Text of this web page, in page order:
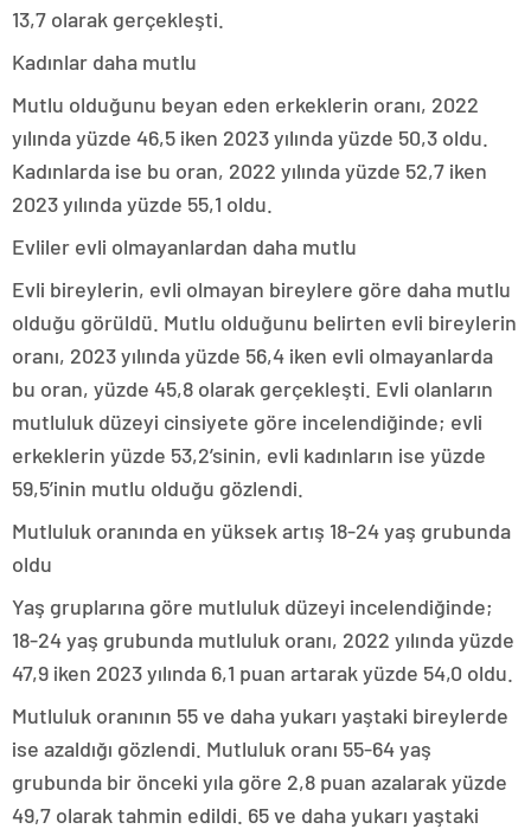
13,7 olarak gerçekleşti.
Kadınlar daha mutlu
Mutlu olduğunu beyan eden erkeklerin oranı, 2022
yılında yüzde 46,5 iken 2023 yılında yüzde 50,3 oldu.
Kadınlarda ise bu oran, 2022 yılında yüzde 52,7 iken
2023 yılında yüzde 55,1 oldu.
Evliler evli olmayanlardan daha mutlu
Evli bireylerin, evli olmayan bireylere göre daha mutlu
olduğu görüldü. Mutlu olduğunu belirten evli bireylerin
oranı, 2023 yılında yüzde 56,4 iken evli olmayanlarda
bu oran, yüzde 45,8 olarak gerçekleşti. Evli olanların
mutluluk düzeyi cinsiyete göre incelendiğinde; evli
erkeklerin yüzde 53,2’sinin, evli kadınların ise yüzde
59,5’inin mutlu olduğu gözlendi.
Mutluluk oranında en yüksek artış 18-24 yaş grubunda
oldu
Yaş gruplarına göre mutluluk düzeyi incelendiğinde;
18-24 yaş grubunda mutluluk oranı, 2022 yılında yüzde
47,9 iken 2023 yılında 6,1 puan artarak yüzde 54,0 oldu.
Mutluluk oranının 55 ve daha yukarı yaştaki bireylerde
ise azaldığı gözlendi. Mutluluk oranı 55-64 yaş
grubunda bir önceki yıla göre 2,8 puan azalarak yüzde
49,7 olarak tahmin edildi. 65 ve daha yukarı yaştaki